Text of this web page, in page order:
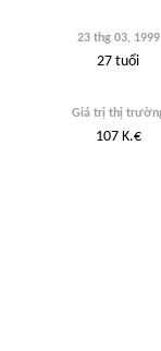
23 thg 03, 1999
27 tuổi
Giá trị thị
107 K.€